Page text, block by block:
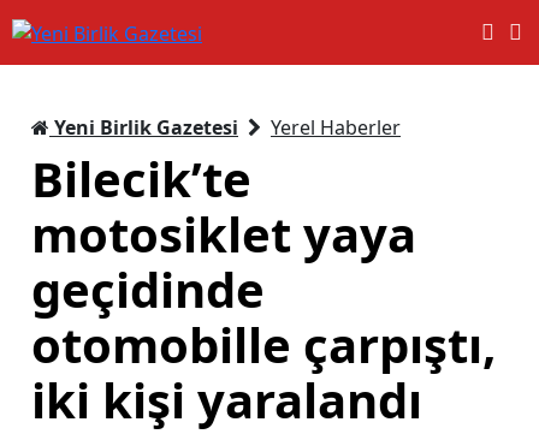
Yeni Birlik Gazetesi Yerel Haberler
Bilecik’te
motosiklet yaya
geçidinde
otomobille çarpıştı,
iki kişi yaralandı